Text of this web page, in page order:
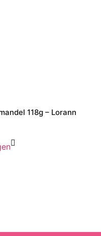
118g – Lorann